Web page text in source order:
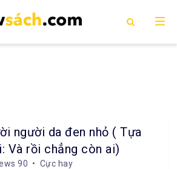
người da đen nhỏ ( Tựa
Và rồi chẳng còn ai)
90 • Cực hay